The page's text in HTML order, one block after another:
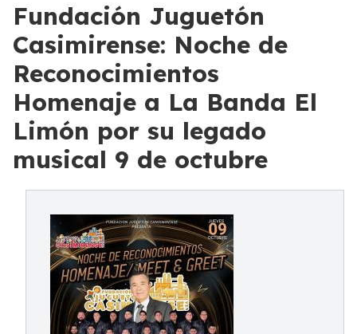
Fundación Juguetón
Casimirense: Noche de
Reconocimientos
Homenaje a La Banda El
Limón por su legado
musical 9 de octubre